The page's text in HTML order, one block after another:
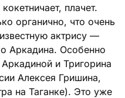
плачет.
органично, что очень
актрису —
Аркадина. Особенно
и Тригорина
Алексея Гришина,
на Таганке). Это уже